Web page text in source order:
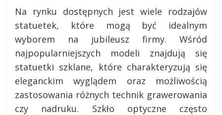
Na rynku dostępnych jest wiele rodzajów
statuetek, które mogą być idealnym
wyborem na jubileusz firmy. Wśród
najpopularniejszych modeli znajdują się
statuetki szklane, które charakteryzują się
eleganckim wyglądem oraz możliwością
zastosowania różnych technik grawerowania
czy nadruku. Szkło optyczne często